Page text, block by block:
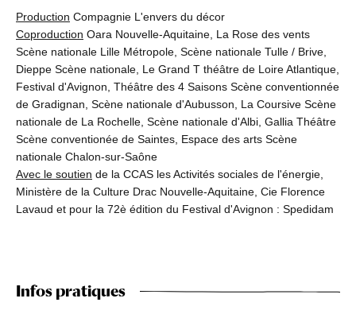
Production Compagnie L'envers du décor
Coproduction Oara Nouvelle-Aquitaine, La Rose des vents
Scène nationale Lille Métropole, Scène nationale Tulle / Brive,
Dieppe Scène nationale, Le Grand T théâtre de Loire Atlantique,
Festival d'Avignon, Théâtre des 4 Saisons Scène conventionnée
de Gradignan, Scène nationale d'Aubusson, La Coursive Scène
nationale de La Rochelle, Scène nationale d'Albi, Gallia Théâtre
Scène conventionée de Saintes, Espace des arts Scène
nationale Chalon-sur-Saône
Avec le soutien de la CCAS les Activités sociales de l'énergie,
Ministère de la Culture Drac Nouvelle-Aquitaine, Cie Florence
Lavaud et pour la 72è édition du Festival d'Avignon : Spedidam
Infos pratiques